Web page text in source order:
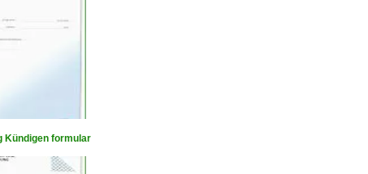
Kündigen formular